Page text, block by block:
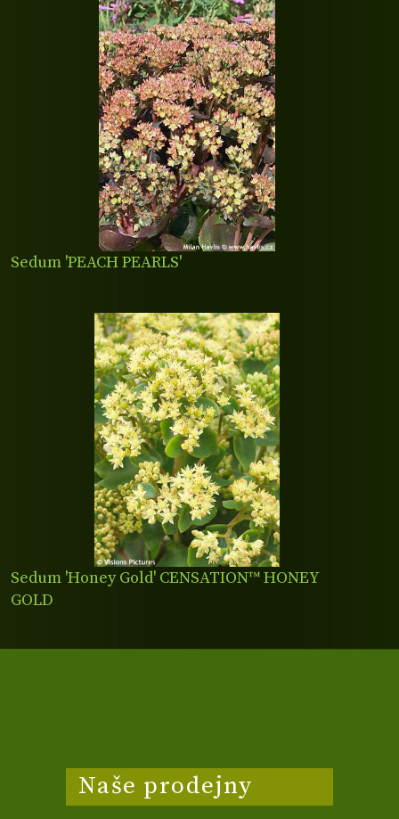
Sedum 'PEACH PEARLS'
Sedum 'Honey Gold' CENSATION™ HONEY
GOLD
Naše prodejny